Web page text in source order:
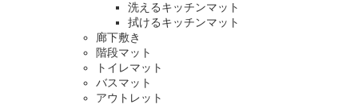
洗えるキッチンマット
拭けるキッチンマット
廊下敷き
階段マット
トイレマット
バスマット
アウトレット